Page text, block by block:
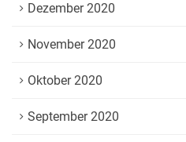
Dezember 2020
November 2020
Oktober 2020
September 2020